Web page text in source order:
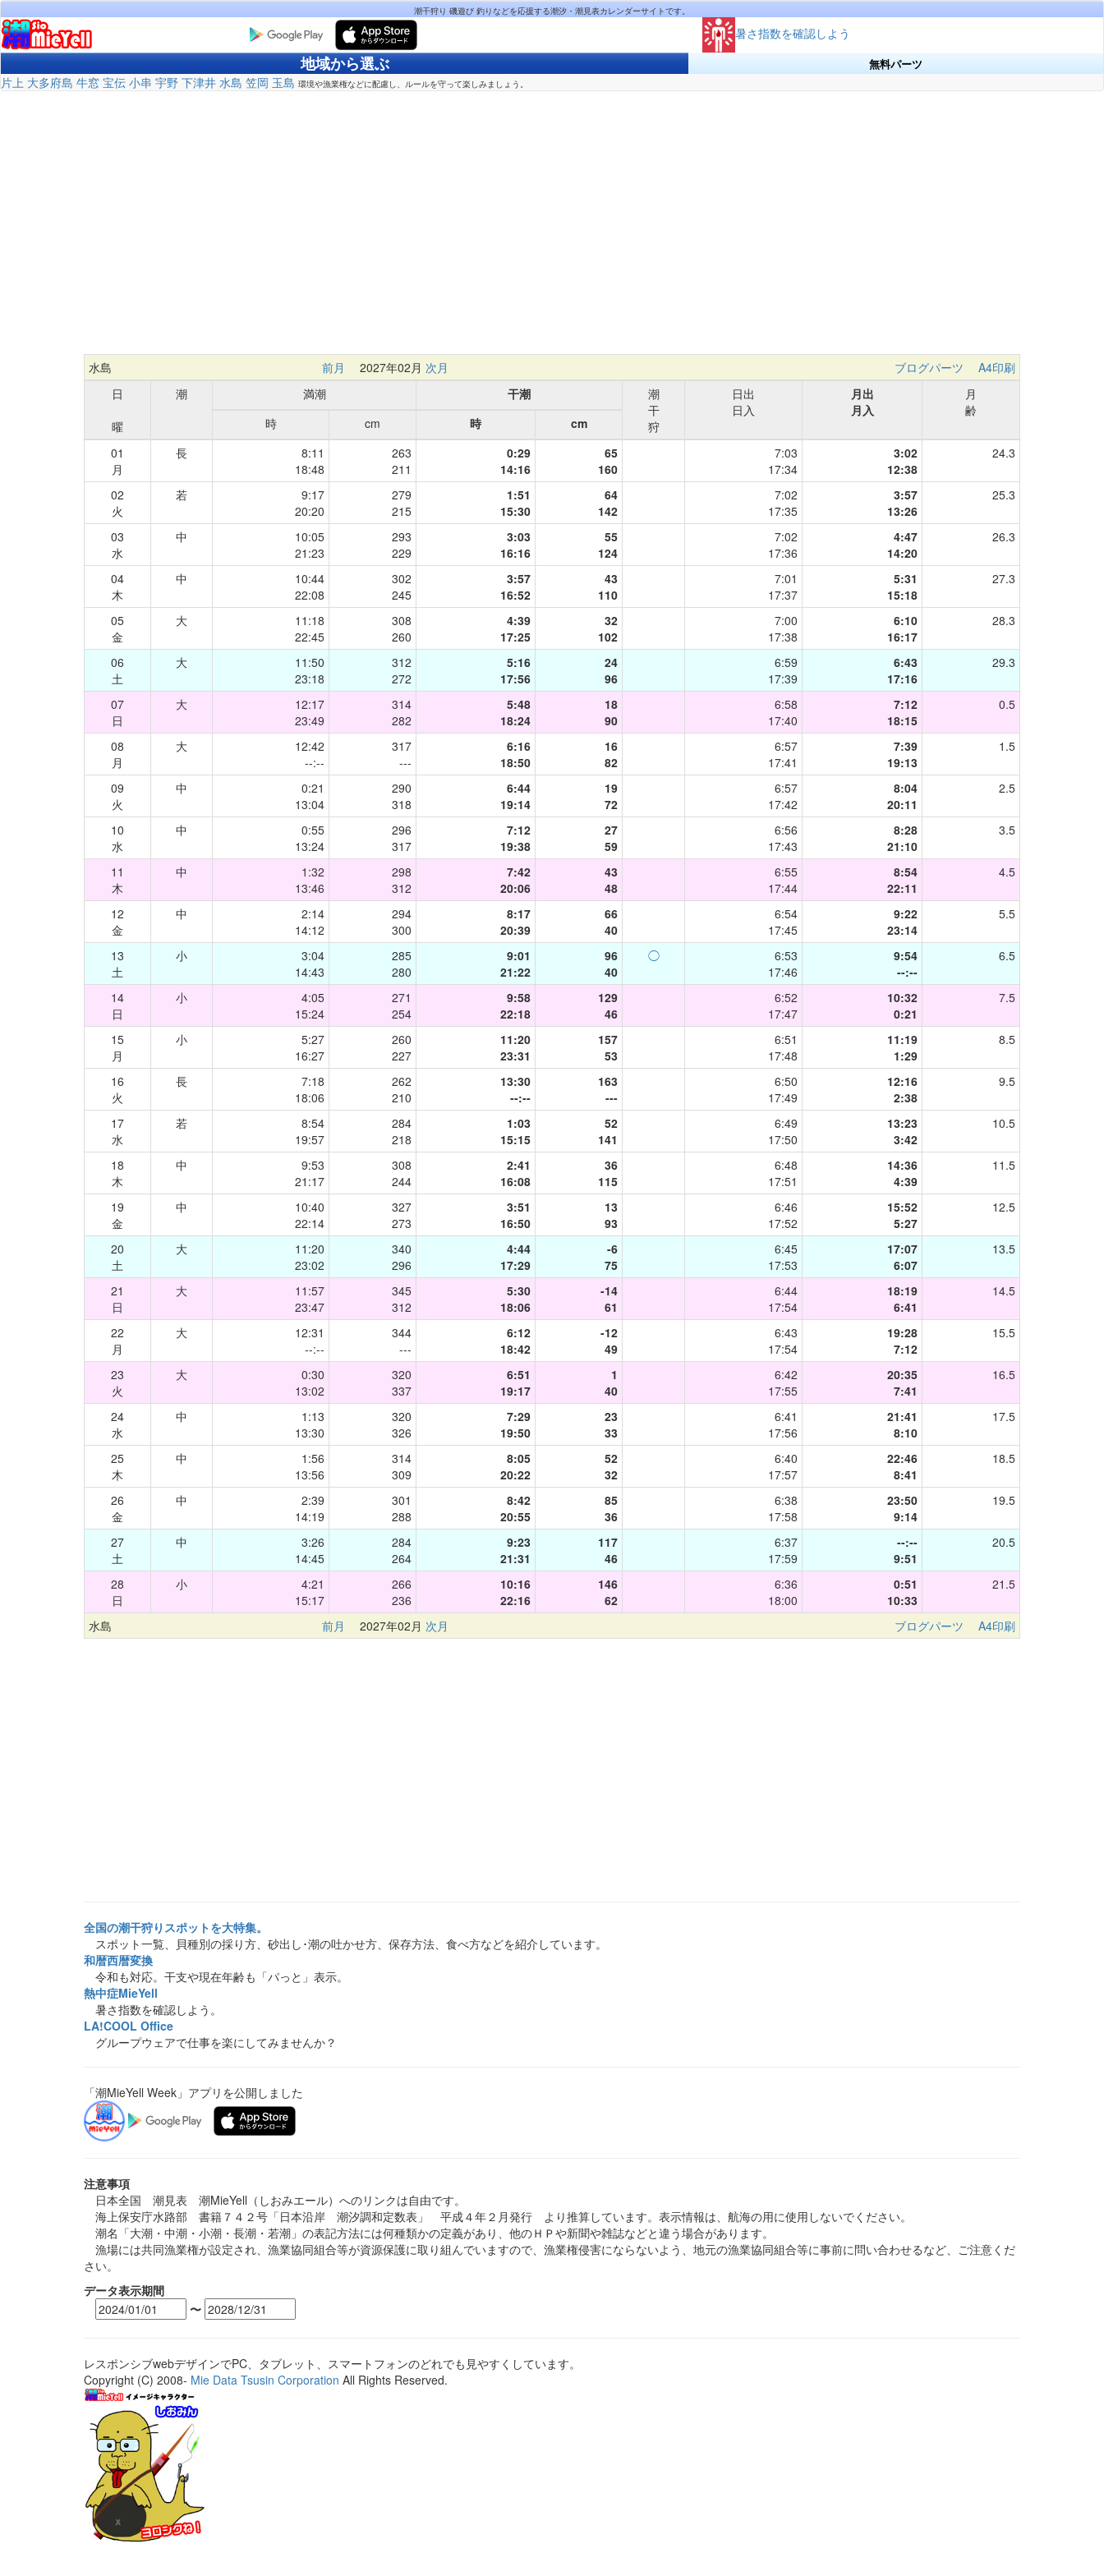
潮干狩り 磯遊び 釣りなどを応援する潮汐・潮見表カレンダーサイトです。
暑さ指数を確認しよう
地域から選ぶ 無料パーツ
片上 大多府島 牛窓 宝伝 小串 宇野 下津井 水島 笠岡 玉島 環境や漁業権などに配慮し、ルールを守って楽しみましょう。
水島 前月 2027年02月 次月 ブログパーツ
A4印刷
日
曜
潮 満潮 干潮
潮
干
狩
日出
日入
月出
月入
月
齢
時
cm 時
cm
01
月
長
8:11
18:48
263
211
0:29
14:16
65
160
7:03
17:34
3:02
12:38
24.3
02
火
若
9:17
20:20
279
215
1:51
15:30
64
142
7:02
17:35
3:57
13:26
25.3
03
水
中
10:05
21:23
293
229
3:03
16:16
55
124
7:02
17:36
4:47
14:20
26.3
04
木
中
10:44
22:08
302
245
3:57
16:52
43
110
7:01
17:37
5:31
15:18
27.3
05
金
大
11:18
22:45
308
260
4:39
17:25
32
102
7:00
17:38
6:10
16:17
28.3
06
土
大
11:50
23:18
312
272
5:16
17:56
24
96
6:59
17:39
6:43
17:16
29.3
07
日
大
12:17
23:49
314
282
5:48
18:24
18
90
6:58
17:40
7:12
18:15
0.5
08
月
大
12:42
--:--
317
---
6:16
18:50
16
82
6:57
17:41
7:39
19:13
1.5
09
火
中
0:21
13:04
290
318
6:44
19:14
19
72
6:57
17:42
8:04
20:11
2.5
10
水
中
0:55
13:24
296
317
7:12
19:38
27
59
6:56
17:43
8:28
21:10
3.5
11
木
中
1:32
13:46
298
312
7:42
20:06
43
48
6:55
17:44
8:54
22:11
4.5
12
金
中
2:14
14:12
294
300
8:17
20:39
66
40
6:54
17:45
9:22
23:14
5.5
13
土
小
3:04
14:43
285
280
9:01
21:22
96
40
◯
6:53
17:46
9:54
--:--
6.5
14
日
小
4:05
15:24
271
254
9:58
22:18
129
46
6:52
17:47
10:32
0:21
7.5
15
月
小
5:27
16:27
260
227
11:20
23:31
157
53
6:51
17:48
11:19
1:29
8.5
16
火
長
7:18
18:06
262
210
13:30
--:--
163
---
6:50
17:49
12:16
2:38
9.5
17
水
若
8:54
19:57
284
218
1:03
15:15
52
141
6:49
17:50
13:23
3:42
10.5
18
木
中
9:53
21:17
308
244
2:41
16:08
36
115
6:48
17:51
14:36
4:39
11.5
19
金
中
10:40
22:14
327
273
3:51
16:50
13
93
6:46
17:52
15:52
5:27
12.5
20
土
大
11:20
23:02
340
296
4:44
17:29
-6
75
6:45
17:53
17:07
6:07
13.5
21
日
大
11:57
23:47
345
312
5:30
18:06
-14
61
6:44
17:54
18:19
6:41
14.5
22
月
大
12:31
--:--
344
---
6:12
18:42
-12
49
6:43
17:54
19:28
7:12
15.5
23
火
大
0:30
13:02
320
337
6:51
19:17
1
40
6:42
17:55
20:35
7:41
16.5
24
水
中
1:13
13:30
320
326
7:29
19:50
23
33
6:41
17:56
21:41
8:10
17.5
25
木
中
1:56
13:56
314
309
8:05
20:22
52
32
6:40
17:57
22:46
8:41
18.5
26
金
中
2:39
14:19
301
288
8:42
20:55
85
36
6:38
17:58
23:50
9:14
19.5
27
土
中
3:26
14:45
284
264
9:23
21:31
117
46
6:37
17:59
--:--
9:51
20.5
28
日
小
4:21
15:17
266
236
10:16
22:16
146
62
6:36
18:00
0:51
10:33
21.5
水島 前月 2027年02月 次月 ブログパーツ A4印刷
全国の潮干狩りスポットを大特集。
スポット一覧、貝種別の採り方、砂出し･潮の吐かせ方、保存方法、食べ方などを紹介しています。
和暦西暦変換
令和も対応。干支や現在年齢も「パっと」表示。
熱中症MieYell
暑さ指数を確認しよう。
LA!COOL Office
グループウェアで仕事を楽にしてみませんか？
「潮MieYell Week」アプリを公開しました
注意事項
日本全国 潮見表 潮MieYell（しおみエール）へのリンクは自由です。
海上保安庁水路部 書籍７４２号「日本沿岸 潮汐調和定数表」 平成４年２月発行 より推算しています。表示情報は、航海の用に使用しないでください。
潮名「大潮・中潮・小潮・長潮・若潮」の表記方法には何種類かの定義があり、他のＨＰや新聞や雑誌などと違う場合があります。
漁場には共同漁業権が設定され、漁業協同組合等が資源保護に取り組んでいますので、漁業権侵害にならないよう、地元の漁業協同組合等に事前に問い合わせるなど、ご注意くだ
さい。
データ表示期間
〜
レスポンシブwebデザインでPC、タブレット、スマートフォンのどれでも見やすくしています。
Copyright (C) 2008- Mie Data Tsusin Corporation All Rights Reserved.